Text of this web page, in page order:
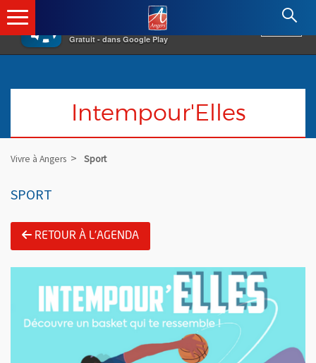
×
Gratuit - dans Google Play
Angers.fr : Retour à l'accueil
Intempour'Elles
Vivre à Angers Sport
SPORT
RETOUR À L'AGENDA